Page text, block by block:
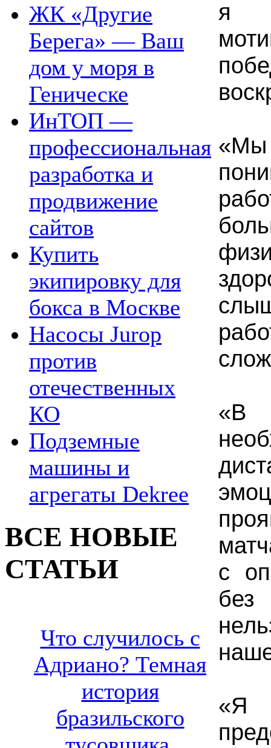
ЖК «Другие
Берега» — Ваш
дом у моря в
Геническе
ИнТОП —
профессиональная
разработка и
продвижение
сайтов
Купить
экипировку для
бокса в Москве
Насосы Jurop
против
отечественных
КО
Подземные
машины и
агрегаты Dekree
ВСЕ НОВЫЕ
СТАТЬИ
Что случилось с
Адриано? Темная
история
бразильского
я
«В
с
без
«Я